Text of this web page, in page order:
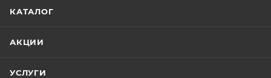
КАТАЛОГ
АКЦИИ
УСЛУГИ